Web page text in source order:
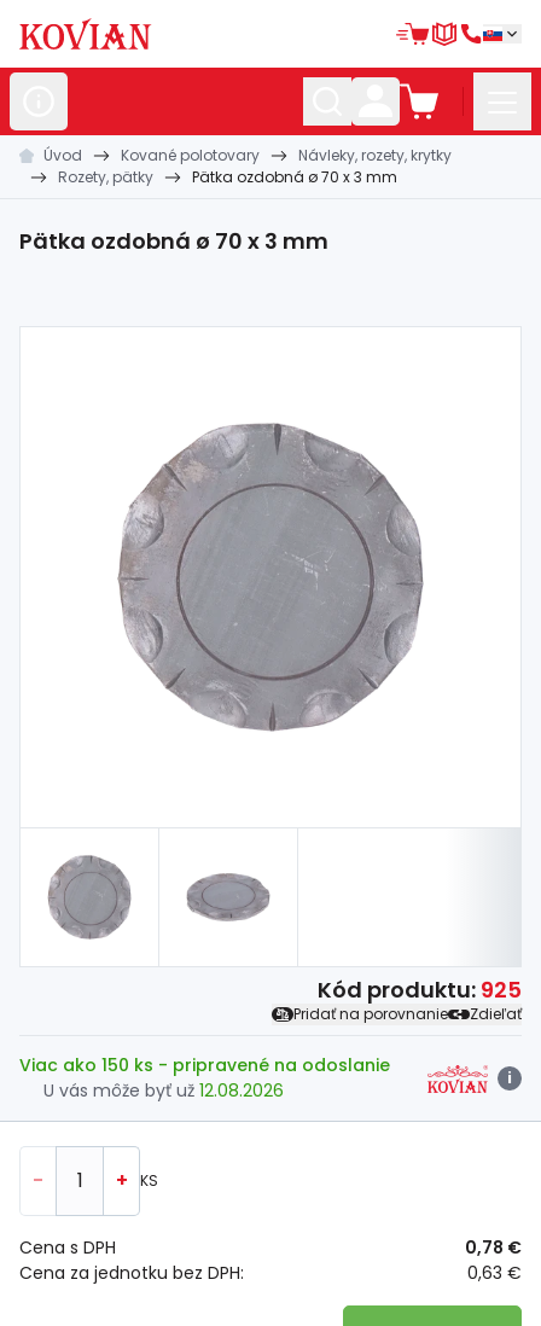
Nerezovépolotovary
záhrada
materiál
materiál
Úvod Kované polotovary
Návleky, rozety, krytky
Rozety, pätky
Pätka ozdobná ø 70 x 3 mm
Pätka ozdobná ø 70 x 3 mm
Kód produktu: 925
Pridať na porovnanie Zdieľať
Viac ako 150 ks - pripravené na odoslanie
U vás môže byť už 12.08.2026
i
- + KS
Cena za jednotku bez DPH: 0,63 €
Cena s DPH 0,78 €